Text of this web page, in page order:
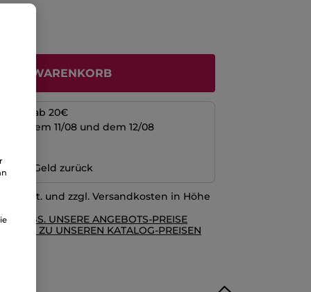
WARENKORB
ab 20€
dem 11/08 und dem 12/08
oder Geld zurück
MwSt. und zzgl. Versandkosten in Höhe
AGBS. UNSERE ANGEBOTS-PREISE
ZU UNSEREN KATALOG-PREISEN